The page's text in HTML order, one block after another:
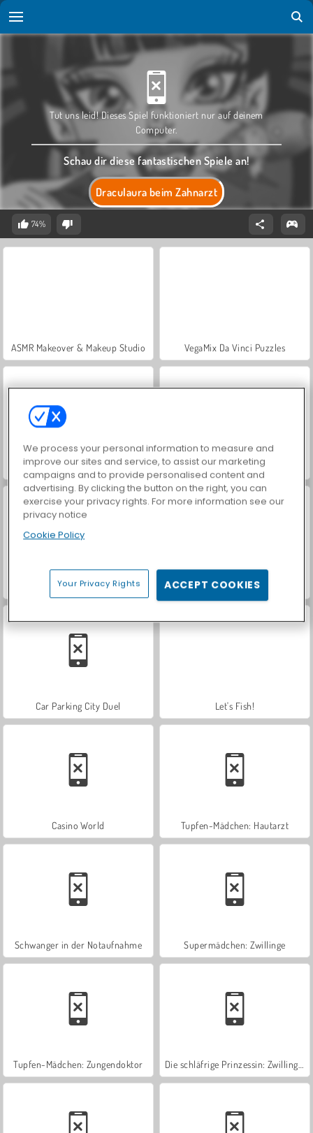
Draculaura beim Zahnarzt
Tut uns leid! Dieses Spiel funktioniert nur auf deinem
Computer.
Schau dir diese fantastischen Spiele an!
74%
ASMR Makeover & Makeup Studio VegaMix Da Vinci Puzzles
Royal Story Farm Merge Valley
Hidden Object: Street of Secrets World War 2 Shooter
Car Parking City Duel Let's Fish!
Casino World Tupfen-Mädchen: Hautarzt
Schwanger in der Notaufnahme Supermädchen: Zwillinge
Tupfen-Mädchen: Zungendoktor
We process your personal information to measure and
improve our sites and service, to assist our marketing
campaigns and to provide personalised content and
advertising. By clicking the button on the right, you can
exercise your privacy rights. For more information see our
privacy notice
Cookie Policy
Your Privacy Rights ACCEPT COOKIES